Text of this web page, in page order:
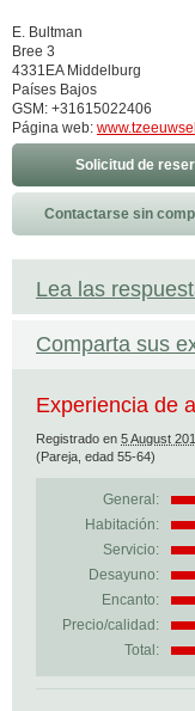
E. Bultman
Bree 3
4331EA Middelburg
Países Bajos
GSM: +31615022406
Página web:
Solicitud de
Contactarse sin
Lea las
Comparta sus
Experiencia de
Registrado en 5 August
(Pareja, edad 55-64)
General:
Habitación:
Servicio:
Desayuno:
Encanto:
Precio/calidad:
Total: